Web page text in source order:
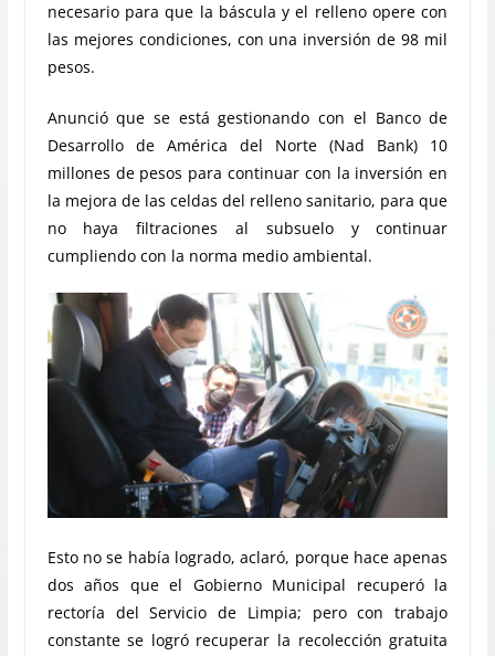
necesario para que la báscula y el relleno opere con
las mejores condiciones, con una inversión de 98 mil
pesos.
Anunció que se está gestionando con el Banco de
Desarrollo de América del Norte (Nad Bank) 10
millones de pesos para continuar con la inversión en
la mejora de las celdas del relleno sanitario, para que
no haya filtraciones al subsuelo y continuar
cumpliendo con la norma medio ambiental.
Esto no se había logrado, aclaró, porque hace apenas
dos años que el Gobierno Municipal recuperó la
rectoría del Servicio de Limpia; pero con trabajo
constante se logró recuperar la recolección gratuita